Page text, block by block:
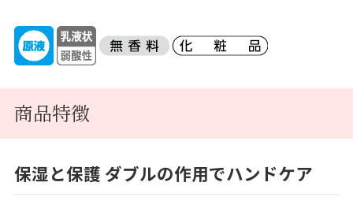
商品特徴
保湿と保護 ダブルの作用でハンドケア